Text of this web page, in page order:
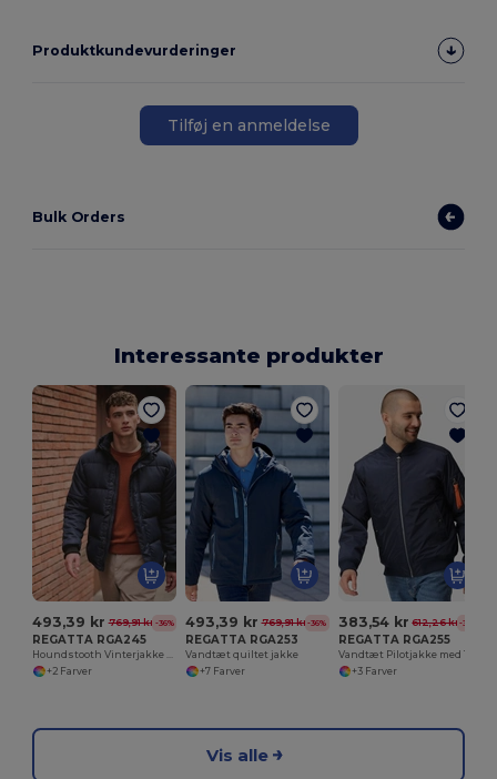
Produktkundevurderinger
Tilføj en anmeldelse
Bulk Orders
Interessante produkter
493,39 kr 769,91 kr -36%
REGATTA RGA245
Houndstooth Vinterjakke med Genanvendt Isolering
+2 Farver
493,39 kr 769,91 kr -36%
REGATTA RGA253
Vandtæt quiltet jakke
+7 Farver
383,54 kr 612,26 kr-37%
REGATTA RGA255
+3 Farver
Vis alle